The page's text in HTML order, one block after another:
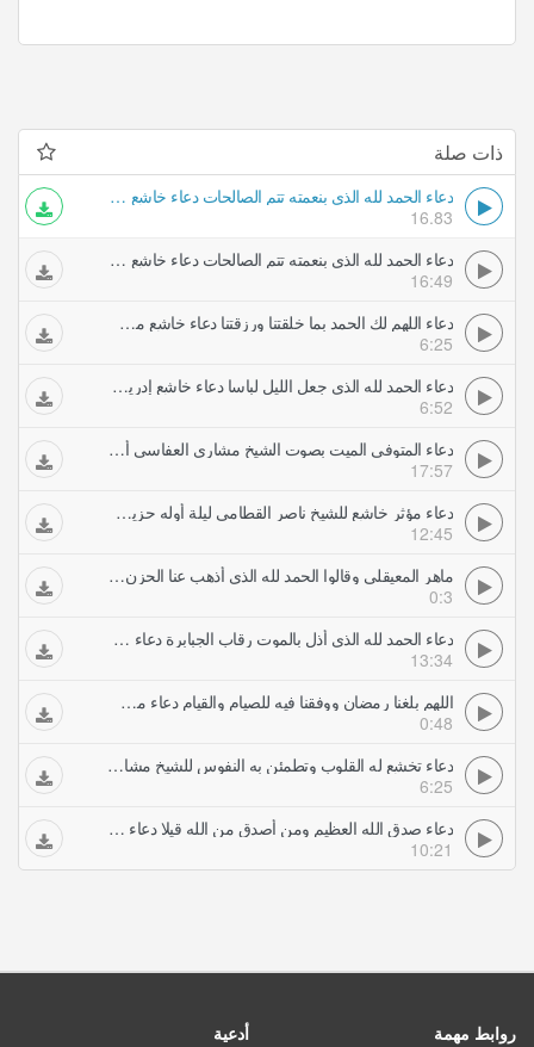
ذات صلة
دعاء الحمد لله الذي بنعمته تتم الصالحات دعاء خاشع و مبكي مشاري العفاسي
16.83
دعاء الحمد لله الذي بنعمته تتم الصالحات دعاء خاشع و مبكي مشاري العفاسي
16:49
دعاء اللهم لك الحمد بما خلقتنا ورزقتنا دعاء خاشع مشاري العفاسي
6:25
دعاء الحمد لله الذي جعل الليل لباسا دعاء خاشع إدريس أبكر
6:52
دعاء المتوفى الميت بصوت الشيخ مشاري العفاسي أمي أبي والدتي
17:57
دعاء مؤثر خاشع للشيخ ناصر القطامي ليلة أوله حزين وخره مبكي لنصعد للقمة
12:45
ماهر المعيقلي وقالوا الحمد لله الذي أذهب عنا الحزن تلاوات خاشعة
0:3
دعاء الحمد لله الذي أذل بالموت رقاب الجبابرة دعاء مميز و جميل محمد البراك
13:34
اللهم بلغنا رمضان ووفقنا فيه للصيام والقيام دعاء مشاري العفاسي
0:48
دعاء تخشع له القلوب وتطمئن به النفوس للشيخ مشاري العفاسي
6:25
دعاء صدق الله العظيم ومن أصدق من الله قيلا دعاء ختم القران مشاري العفاسي
10:21
روابط مهمة
أدعية